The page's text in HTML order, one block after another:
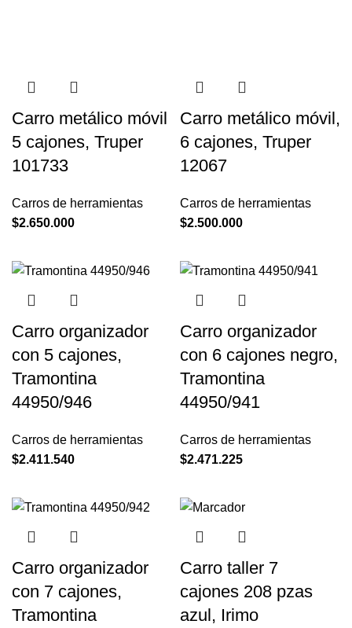
Carro metálico móvil
5 cajones, Truper
101733
Carros de herramientas
$2.650.000
Carro metálico móvil,
6 cajones, Truper
12067
Carros de herramientas
$2.500.000
Carro organizador
con 5 cajones,
Tramontina
44950/946
Carros de herramientas
$2.411.540
Carro organizador
con 6 cajones negro,
Tramontina
44950/941
Carros de herramientas
$2.471.225
Carro organizador
con 7 cajones,
Tramontina
Carro taller 7
cajones 208 pzas
azul, Irimo